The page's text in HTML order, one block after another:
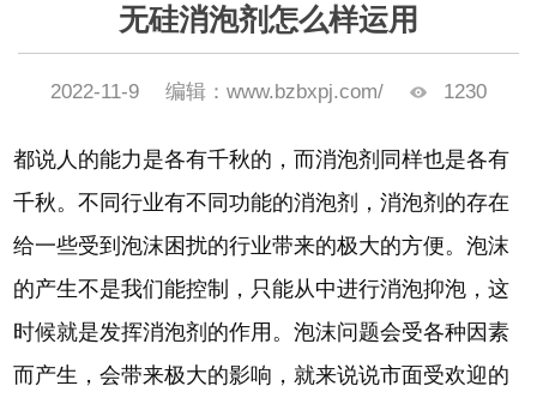
无硅消泡剂怎么样运用
2022-11-9 编辑：www.bzbxpj.com/ 1230
都说人的能力是各有千秋的，而消泡剂同样也是各有
千秋。不同行业有不同功能的消泡剂，消泡剂的存在
给一些受到泡沫困扰的行业带来的极大的方便。泡沫
的产生不是我们能控制，只能从中进行消泡抑泡，这
时候就是发挥消泡剂的作用。泡沫问题会受各种因素
而产生，会带来极大的影响，就来说说市面受欢迎的